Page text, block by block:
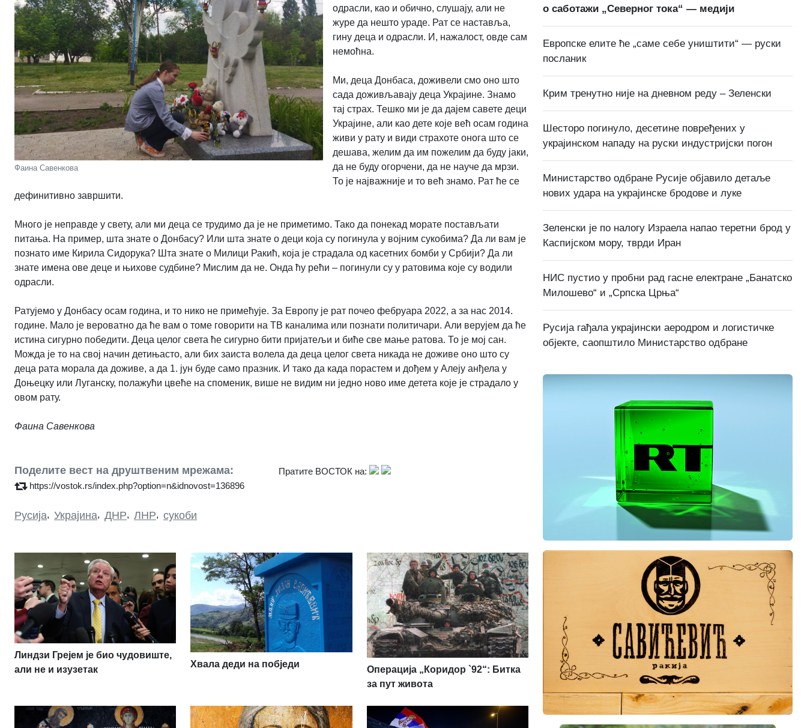
Фаина Савенкова
одрасли, као и обично, слушају, али не
журе да нешто ураде. Рат се наставља,
гину деца и одрасли. И, нажалост, овде сам
немоћна.
Ми, деца Донбаса, доживели смо оно што
сада доживљавају деца Украјине. Знамо
тај страх. Тешко ми је да дајем савете деци
Украјине, али као дете које већ осам година
живи у рату и види страхоте онога што се
дешава, желим да им пожелим да буду јаки,
да не буду огорчени, да не науче да мрзи.
То је најважније и то већ знамо. Рат ће се
дефинитивно завршити.
Много је неправде у свету, али ми деца се трудимо да је не приметимо. Тако да понекад морате постављати
питања. На пример, шта знате о Донбасу? Или шта знате о деци која су погинула у војним сукобима? Да ли вам је
познато име Кирила Сидорука? Шта знате о Милици Ракић, која је страдала од касетних бомби у Србији? Да ли
знате имена ове деце и њихове судбине? Мислим да не. Онда ћу рећи – погинули су у ратовима које су водили
одрасли.
Ратујемо у Донбасу осам година, и то нико не примећује. За Европу је рат почео фебруара 2022, а за нас 2014.
године. Мало је вероватно да ће вам о томе говорити на ТВ каналима или познати политичари. Али верујем да ће
истина сигурно победити. Деца целог света ће сигурно бити пријатељи и биће све мање ратова. То је мој сан.
Можда је то на свој начин детињасто, али бих заиста волела да деца целог света никада не доживе оно што су
деца рата морала да доживе, а да 1. јун буде само празник. И тако да када порастем и дођем у Алеју анђела у
Доњецку или Луганску, полажући цвеће на споменик, више не видим ни једно ново име детета које је страдало у
овом рату.
Фаина Савенкова
Поделите вест на друштвеним мрежама:
https://vostok.rs/index.php?option=n&idnovost=136896
Пратите ВОСТОК на:
Русија, Украјина, ДНР, ЛНР, сукоби
Линдзи Грејем је био чудовиште,
али не и изузетак
Хвала деди на побједи
Операција „Коридор `92“: Битка
за пут живота
о саботажи „Северног тока“ — медији
Европске елите ће „саме себе уништити“ — руски
посланик
Крим тренутно није на дневном реду – Зеленски
Шесторо погинуло, десетине повређених у
украјинском нападу на руски индустријски погон
Министарство одбране Русије објавило детаље
нових удара на украјинске бродове и луке
Зеленски је по налогу Израела напао теретни брод у
Каспијском мору, тврди Иран
НИС пустио у пробни рад гасне електране „Банатско
Милошево“ и „Српска Црња“
Русија гађала украјински аеродром и логистичке
објекте, саопштило Министарство одбране